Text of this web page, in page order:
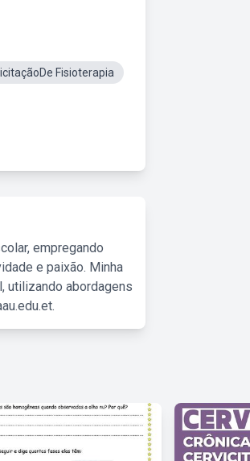
Fisioterapia
empregando
e paixão. Minha
utilizando abordagens